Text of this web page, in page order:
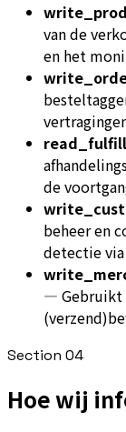
van de
en het
de
beheer en
detectie
— Gebruikt
Section 04
Hoe wij